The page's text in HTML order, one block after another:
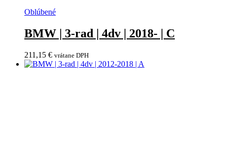
Oblúbené
BMW | 3-rad | 4dv | 2018- | C
211,15 € vrátane DPH